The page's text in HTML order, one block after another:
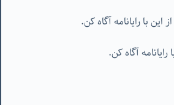
با رایانامه آگاه کن.
رایانامه آگاه کن.